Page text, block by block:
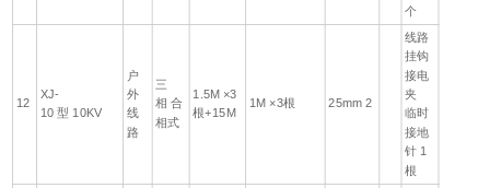
个
12
XJ-
10 型 10KV
户
外
线
路
三
相 合
相式
1.5M ×3
根+15M
1M ×3根 25mm 2
线路
挂钩
接电
夹
临时
接地
针 1
根